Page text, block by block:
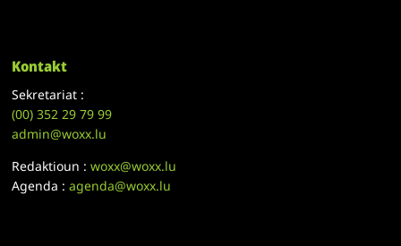
Kontakt
Sekretariat :
(00)352 29 79 99
admin@woxx.lu
Redaktioun :woxx@woxx.lu
Agenda :agenda@woxx.lu